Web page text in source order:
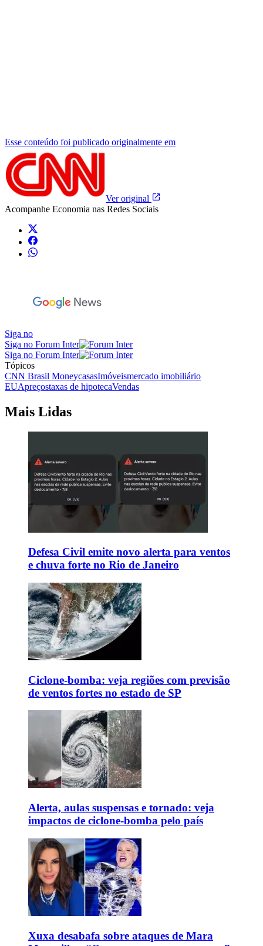
Esse conteúdo foi publicado originalmente em
Ver original
Acompanhe Economia nas Redes Sociais
Siga no
Siga no Forum Inter
Siga no Forum Inter
Tópicos
CNN Brasil MoneycasasImóveismercado imobiliário
EUApreçostaxas de hipotecaVendas
Mais Lidas
Defesa Civil emite novo alerta para ventos
e chuva forte no Rio de Janeiro
Ciclone-bomba: veja regiões com previsão
de ventos fortes no estado de SP
Alerta, aulas suspensas e tornado: veja
impactos de ciclone-bomba pelo país
Xuxa desabafa sobre ataques de Mara